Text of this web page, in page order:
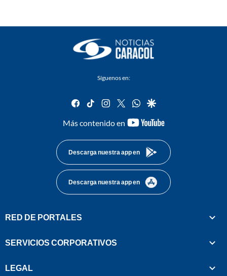
Síguenos en:
facebook
tiktok instagram
twitterwhatsapp
google
Más contenido en
youtube-
Descarga nuestra app en
Descarga nuestra app en
RED DE PORTALES
SERVICIOS CORPORATIVOS
LEGAL